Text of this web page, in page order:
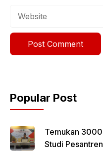
Popular Post
Temukan
Studi